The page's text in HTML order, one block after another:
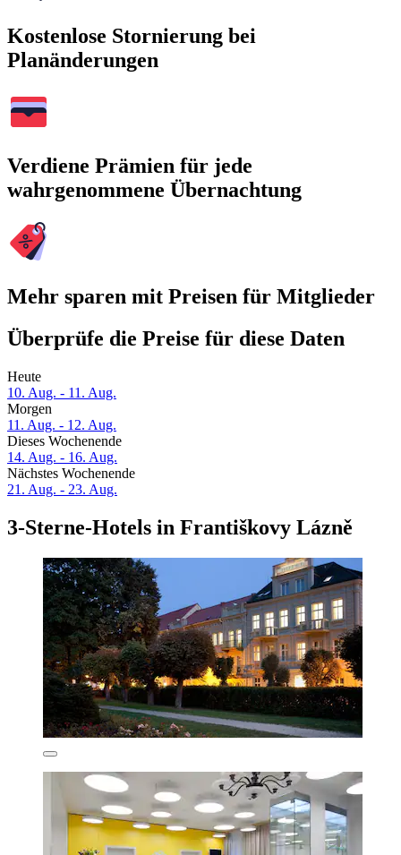
Kostenlose Stornierung bei
Planänderungen
Verdiene Prämien für jede
wahrgenommene Übernachtung
Mehr sparen mit Preisen für Mitglieder
Überprüfe die Preise für diese Daten
Heute
10. Aug. - 11. Aug.
Morgen
11. Aug. - 12. Aug.
Dieses Wochenende
14. Aug. - 16. Aug.
Nächstes Wochenende
21. Aug. - 23. Aug.
3-Sterne-Hotels in Františkovy Lázně